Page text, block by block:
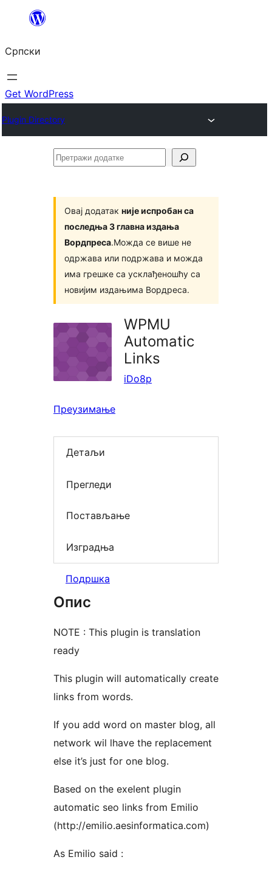
Скочи
садржај
Српски
Get WordPress
Plugin Directory
Претражи
Овај додатак није испробан са
последња 3 главна издања
Вордпреса.Можда се више не
одржава или подржава и можда
има грешке са усклађеношћу са
новијим издањима Вордреса.
WPMU
Automatic
Links
iDo8p
Преузимање
Детаљи
Прегледи
Постављање
Изградња
Подршка
Опис
NOTE : This plugin is translation
ready
This plugin will automatically create
links from words.
If you add word on master blog, all
network wil lhave the replacement
else it’s just for one blog.
Based on the exelent plugin
automatic seo links from Emilio
(http://emilio.aesinformatica.com)
As Emilio said :